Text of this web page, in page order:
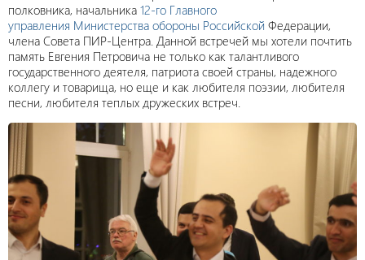
полковника, начальника 12-го Главного
управления Министерства обороны Российской Федерации,
члена Совета ПИР-Центра. Данной встречей мы хотели почтить
память Евгения Петровича не только как талантливого
государственного деятеля, патриота своей страны, надежного
коллегу и товарища, но еще и как любителя поэзии, любителя
песни, любителя теплых дружеских встреч.